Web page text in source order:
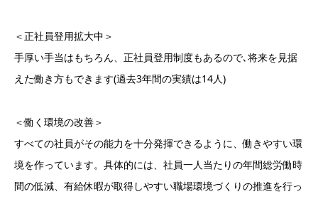
＜正社員登用拡大中＞
手厚い手当はもちろん、正社員登用制度もあるので､将来を見据
えた働き方もできます(過去3年間の実績は14人)
＜働く環境の改善＞
すべての社員がその能力を十分発揮できるように、働きやすい環
境を作っています。具体的には、社員一人当たりの年間総労働時
間の低減、有給休暇が取得しやすい職場環境づくりの推進を行っ